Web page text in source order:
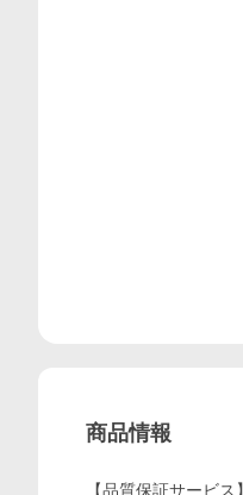
商品情報
【品質保証サービス】